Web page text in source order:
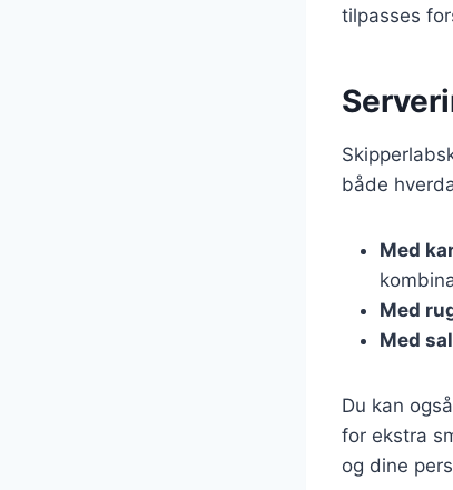
tilpasses
både
Med
Med
Med
Du kan
for ekstra
og dine